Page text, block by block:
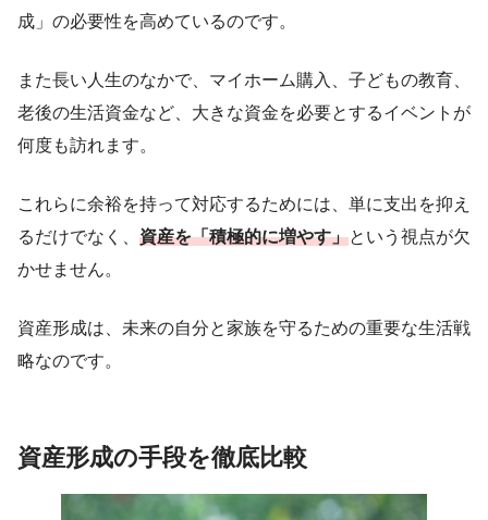
成」の必要性を高めているのです。
また長い人生のなかで、マイホーム購入、子どもの教育、
老後の生活資金など、大きな資金を必要とするイベントが
何度も訪れます。
これらに余裕を持って対応するためには、単に支出を抑え
るだけでなく、 資産を「積極的に増やす」という視点が欠
かせません。
資産形成は、未来の自分と家族を守るための重要な生活戦
略なのです。
資産形成の手段を徹底比較